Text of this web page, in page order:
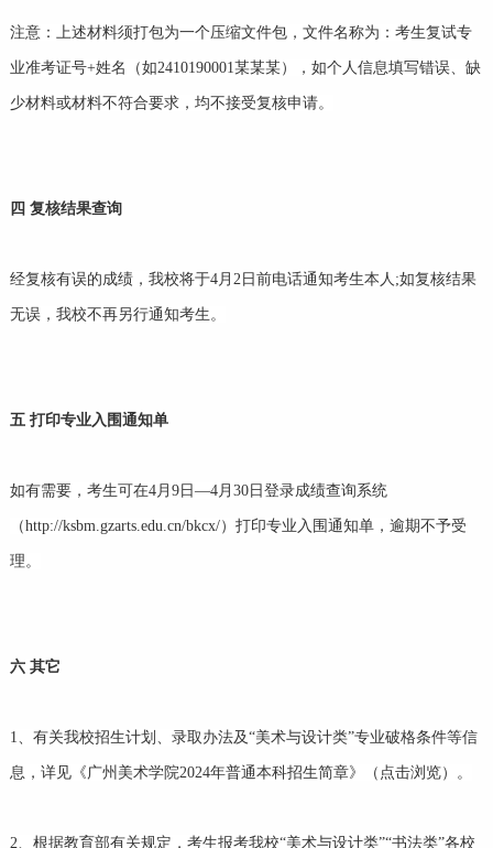
注意：上述材料须打包为一个压缩文件包，文件名称为：考生复试专
业准考证号+姓名（如2410190001某某某），如个人信息填写错误、缺
少材料或材料不符合要求，均不接受复核申请。
四 复核结果查询
经复核有误的成绩，我校将于4月2日前电话通知考生本人;如复核结果
无误，我校不再另行通知考生。
五 打印专业入围通知单
如有需要，考生可在4月9日—4月30日登录成绩查询系统
（http://ksbm.gzarts.edu.cn/bkcx/）打印专业入围通知单，逾期不予受
理。
六 其它
1、有关我校招生计划、录取办法及“美术与设计类”专业破格条件等信
息，详见《广州美术学院2024年普通本科招生简章》（点击浏览）。
2、根据教育部有关规定，考生报考我校“美术与设计类”“书法类”各校